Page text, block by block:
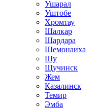
Ушарал
Уштобе
Хромтау
Шалкар
Шардара
Шемонаиха
Шу
Щучинск
Жем
Казалинск
Темир
Эмба